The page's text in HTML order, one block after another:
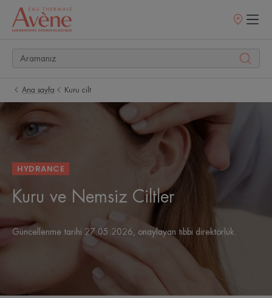
Satış
Ana sayfa Kuru cilt
HYDRANCE
Kuru ve Nemsiz Ciltler
Güncellenme tarihi 27.05.2026 , onaylayan tıbbi direktörlük